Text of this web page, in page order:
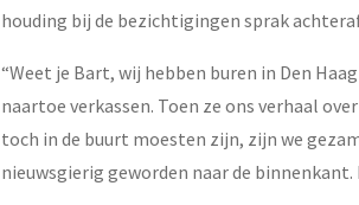
houding bij de bezichtigingen sprak
“Weet je Bart, wij hebben buren in Den
naartoe verkassen. Toen ze ons verhaal
toch in de buurt moesten zijn, zijn we
nieuwsgierig geworden naar de